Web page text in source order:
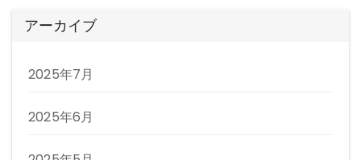
アーカイブ
2025年7月
2025年6月